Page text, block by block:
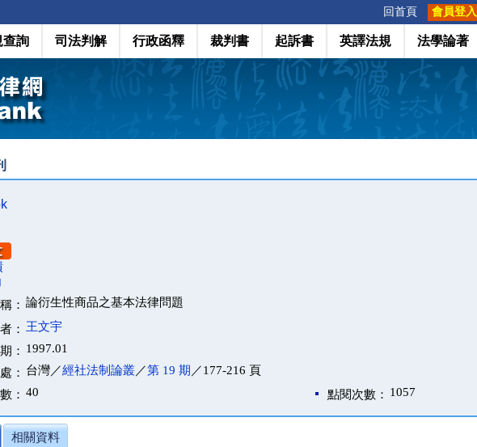
回首頁 會員登入
查詢 司法判解 行政函釋 裁判書 起訴書 英譯法規 法學論著
： 論衍生性商品之基本法律問題
： 王文宇
： 1997.01
： 台灣／經社法制論叢／第 19 期 ／177-216 頁
： 40 點閱次數： 1057
相關資料